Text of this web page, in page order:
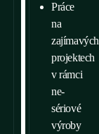
Práce
na
zajímavých
projektech
v rámci
ne-
sériové
výroby